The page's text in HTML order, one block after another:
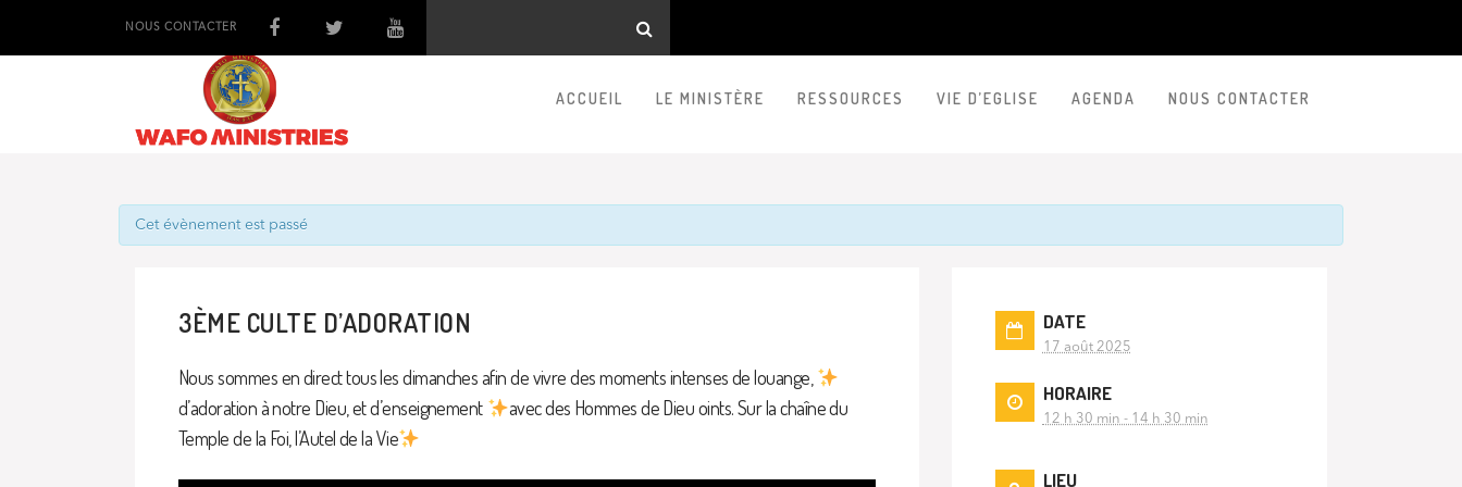
NOUS CONTACTER
ACCUEIL LE MINISTÈRE RESSOURCES VIE D’EGLISE AGENDA NOUS CONTACTER
Cet évènement est passé
3ÈME CULTE D’ADORATION
Nous sommes en direct tous les dimanches afin de vivre des moments intenses de louange,
d’adoration à notre Dieu, et d’enseignement
avec des Hommes de Dieu oints. Sur la chaîne du
Temple de la Foi, l’Autel de la Vie
DATE
17 août 2025
HORAIRE
12 h 30 min - 14 h 30 min
LIEU